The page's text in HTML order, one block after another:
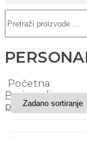
Početna
Proizvodi
personalizirana